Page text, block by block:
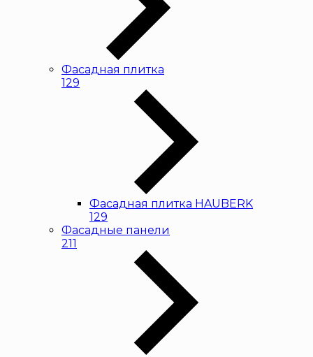
Фасадная плитка
129
Фасадная плитка HAUBERK
129
Фасадные панели
211